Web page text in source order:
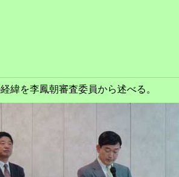
緯を李鳳朝審査委員から述べる。